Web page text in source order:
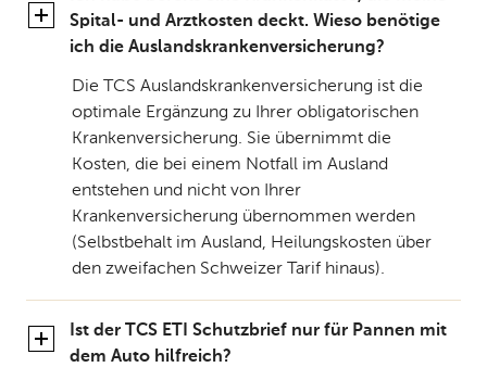
Spital- und Arztkosten deckt. Wieso benötige
ich die Auslandskrankenversicherung?
Die TCS Auslandskrankenversicherung ist die
optimale Ergänzung zu Ihrer obligatorischen
Krankenversicherung. Sie übernimmt die
Kosten, die bei einem Notfall im Ausland
entstehen und nicht von Ihrer
Krankenversicherung übernommen werden
(Selbstbehalt im Ausland, Heilungskosten über
den zweifachen Schweizer Tarif hinaus).
Ist der TCS ETI Schutzbrief nur für Pannen mit
dem Auto hilfreich?